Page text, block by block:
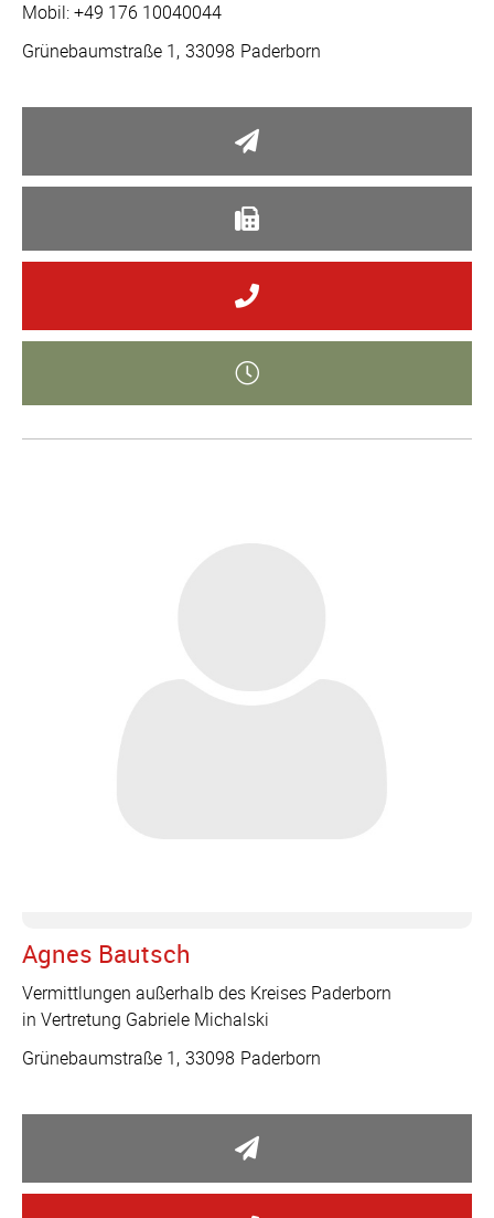
Mobil: +49 176 10040044
Grünebaumstraße 1 33098 Paderborn
Agnes Bautsch
Vermittlungen außerhalb des Kreises Paderborn
in Vertretung Gabriele Michalski
Grünebaumstraße 1 33098 Paderborn